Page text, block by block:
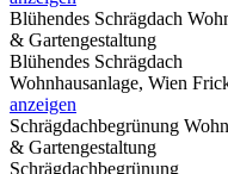
Blühendes Schrägdach
& Gartengestaltung
Blühendes Schrägdach
Wohnhausanlage, Wien
anzeigen
Schrägdachbegrünung
& Gartengestaltung
Schrägdachbegrünung